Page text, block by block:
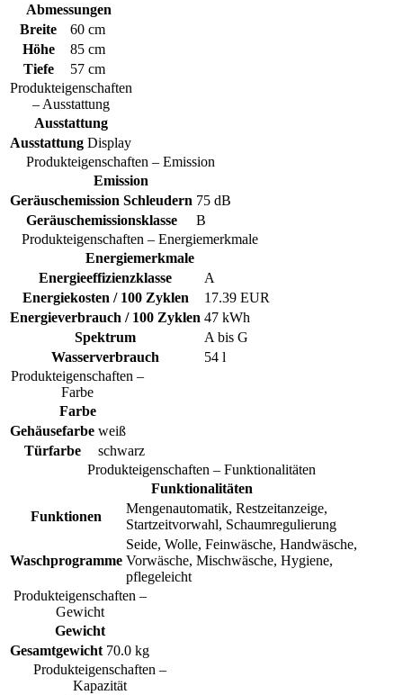
Abmessungen
Breite
60 cm
Höhe
85 cm
Tiefe
57 cm
Produkteigenschaften
– Ausstattung
Ausstattung
Ausstattung Display
Produkteigenschaften – Emission
Emission
Geräuschemission Schleudern 75 dB
Geräuschemissionsklasse
B
Produkteigenschaften – Energiemerkmale
Energiemerkmale
Energieeffizienzklasse
A
Energiekosten / 100 Zyklen
17.39 EUR
Energieverbrauch / 100 Zyklen 47 kWh
Spektrum
A bis G
Wasserverbrauch
54 l
Produkteigenschaften –
Farbe
Farbe
Gehäusefarbe weiß
Türfarbe
schwarz
Produkteigenschaften – Funktionalitäten
Funktionalitäten
Funktionen
Mengenautomatik, Restzeitanzeige,
Startzeitvorwahl, Schaumregulierung
Waschprogramme
Seide, Wolle, Feinwäsche, Handwäsche,
Vorwäsche, Mischwäsche, Hygiene,
pflegeleicht
Produkteigenschaften –
Gewicht
Gewicht
Gesamtgewicht 70.0 kg
Produkteigenschaften –
Kapazität